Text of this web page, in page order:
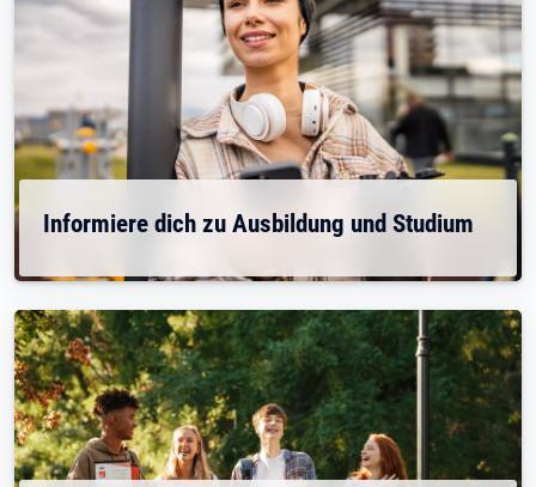
Informiere dich zu Ausbildung und Studium